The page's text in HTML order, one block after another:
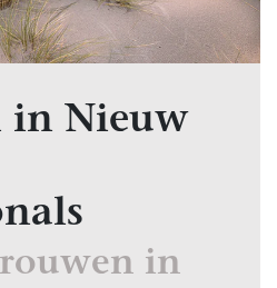
in Nieuw
in